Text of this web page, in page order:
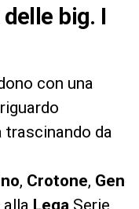
big. I
con una
trascinando da
, Crotone,